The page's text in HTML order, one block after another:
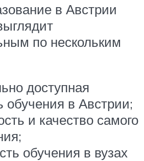
в Австрии
по нескольким
доступная
обучения в Австрии;
и качество самого
обучения в вузах